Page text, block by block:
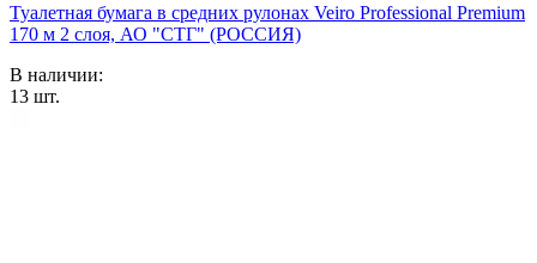
Туалетная бумага в средних рулонах Veiro Professional Premium
170 м 2 слоя, АО "СТГ" (РОССИЯ)
В наличии:
13 шт.